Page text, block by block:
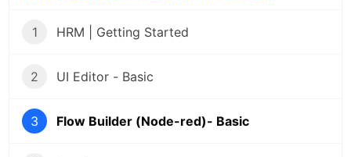
1 HRM | Getting Started
2 UI Editor - Basic
3 Flow Builder (Node-red)- Basic